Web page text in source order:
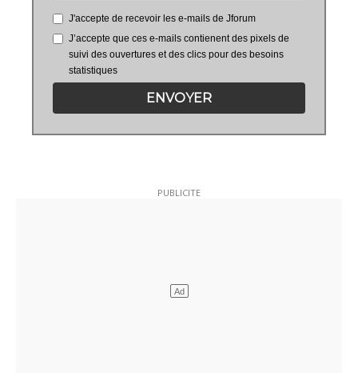
J'accepte de recevoir les e-mails de Jforum
J’accepte que ces e-mails contienent des pixels de
suivi des ouvertures et des clics pour des besoins
statistiques
ENVOYER